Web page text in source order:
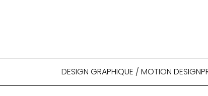
DESIGN GRAPHIQUE / MOTION DESIGN